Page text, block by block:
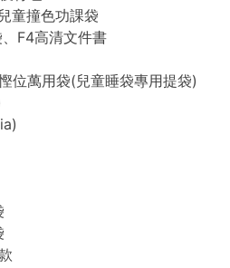
童撞色功課袋
F4高清文件書
位萬用袋(兒童睡袋專用提袋)